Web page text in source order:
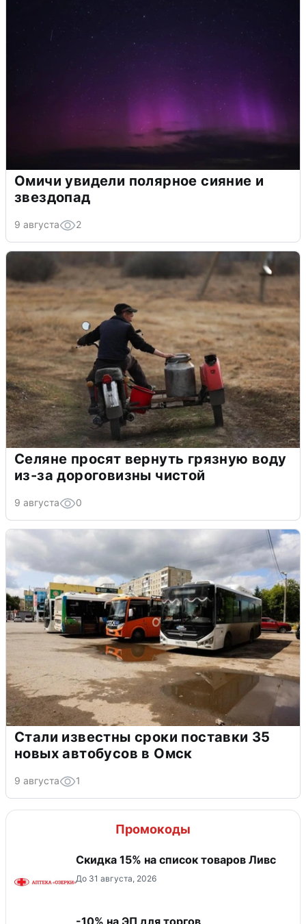
Омичи увидели полярное сияние и
звездопад
9 августа 2
Селяне просят вернуть грязную воду
из-за дороговизны чистой
9 августа 0
Стали известны сроки поставки 35
новых автобусов в Омск
9 августа 1
Промокоды
Скидка 15% на список товаров Ливс
До 31 августа, 2026
-10% на ЭП для торгов